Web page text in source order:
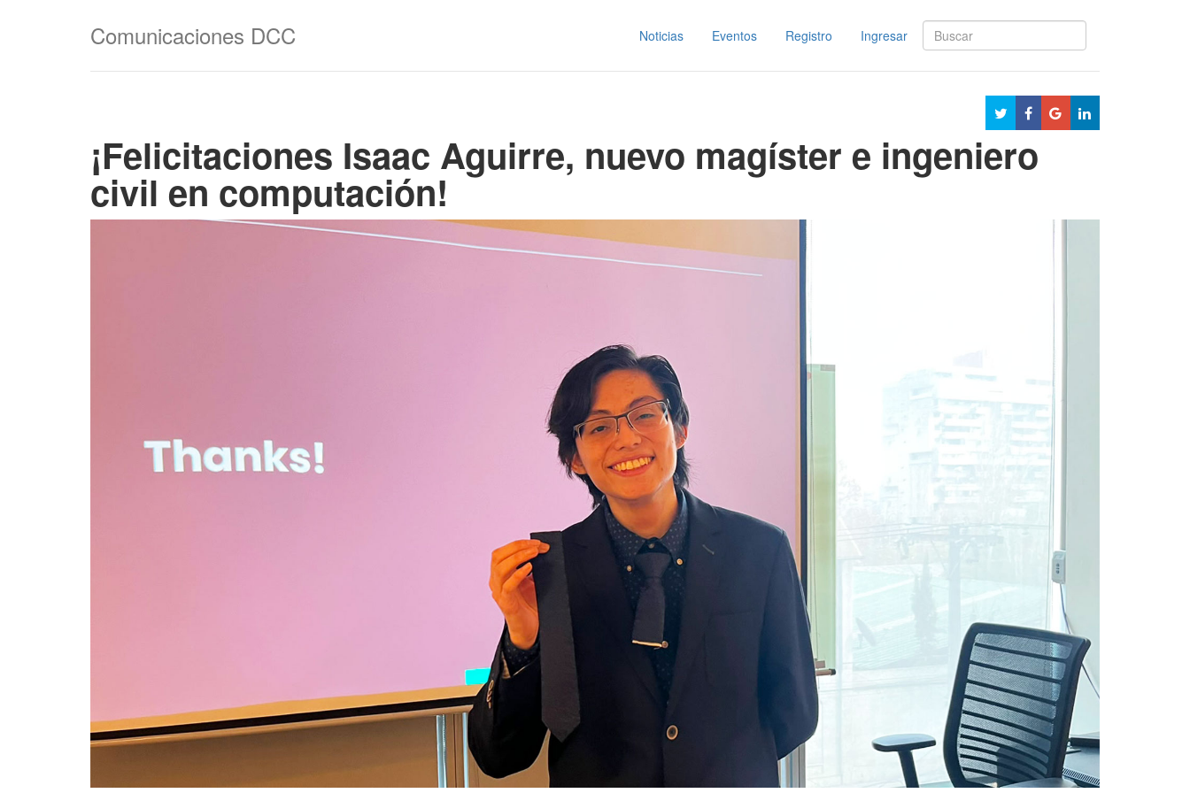
Comunicaciones DCC Noticias Eventos Registro Ingresar
¡Felicitaciones Isaac Aguirre, nuevo magíster e ingeniero
civil en computación!